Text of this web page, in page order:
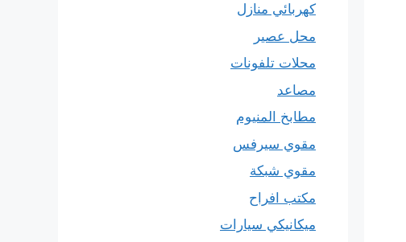
كهربائي منازل
محل عصير
محلات تلفونات
مصاعد
مطابخ المنيوم
مقوي سيرفس
مقوي شبكة
مكتب افراح
ميكانيكي سيارات